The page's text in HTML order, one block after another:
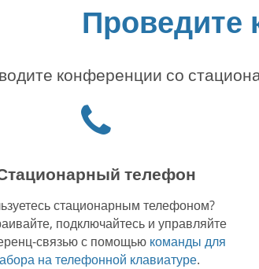
Проведите
конференции со
"телефон"
телефон
стационарным телефоном?
подключайтесь и управляйте
связью с помощью команды для
на телефонной клавиатуре.